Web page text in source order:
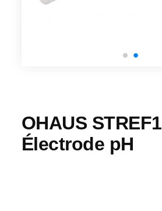
OHAUS STREF1
Électrode pH